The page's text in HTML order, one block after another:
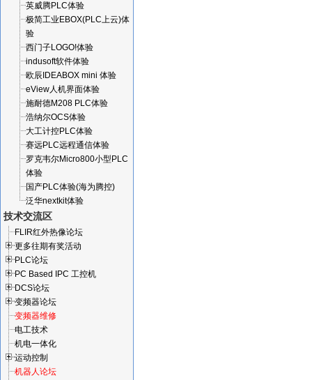
英威腾PLC体验
极简工业EBOX(PLC上云)体
验
西门子LOGO!体验
indusoft软件体验
欧辰IDEABOX mini 体验
eView人机界面体验
施耐德M208 PLC体验
浩纳尔OCS体验
大工计控PLC体验
赛远PLC远程通信体验
罗克韦尔Micro800小型PLC
体验
国产PLC体验(海为腾控)
泛华nextkit体验
技术交流区
FLIR红外热像论坛
更多往期有奖活动
PLC论坛
PC Based IPC 工控机
DCS论坛
变频器论坛
变频器维修
电工技术
机电一体化
运动控制
机器人论坛